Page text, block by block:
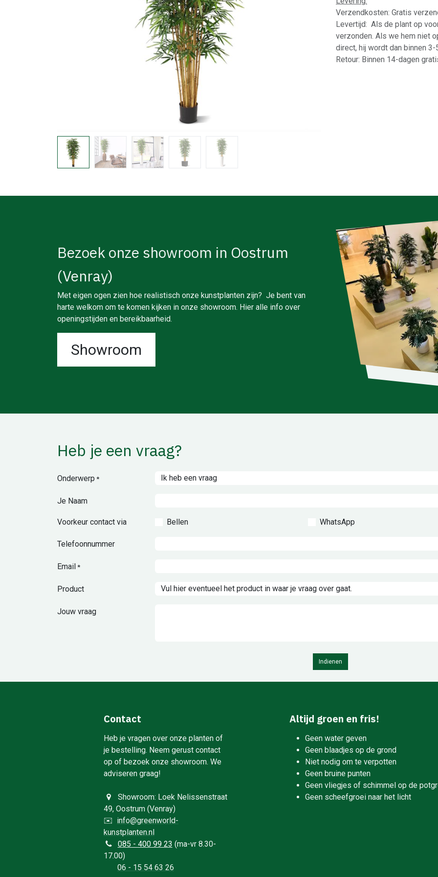
Verzendkosten: Gratis
Levertijd: Als de plant op
verzonden. Als we hem niet
direct, hij wordt dan binnen
Retour: Binnen 14-dagen
Bezoek onze showroom in Oostrum
(Venray)
Met eigen ogen zien hoe realistisch onze kunstplanten zijn? Je bent van
harte welkom om te komen kijken in onze showroom. Hier alle info over
openingstijden en bereikbaarheid.
Showroom
Heb je een vraag?
Onderwerp *
Je Naam
Voorkeur contact via Bellen WhatsApp
Telefoonnummer
Email*
Product
Jouw vraag
Indienen
Contact
Heb je vragen over onze planten of
je bestelling. Neem gerust contact
op of bezoek onze showroom. We
adviseren graag!
Showroom: Loek Nelissenstraat
49, Oostrum (Venray)
✉️ info@greenworld-
kunstplanten.nl
085 - 400 99 23 (ma-vr 8.30-
17.00)
06 - 15 54 63 26
Altijd groen en fris!
Geen water geven
Geen blaadjes op de grond
Niet nodig om te verpotten
Geen bruine punten
Geen vliegjes of schimmel op de
Geen scheefgroei naar het licht